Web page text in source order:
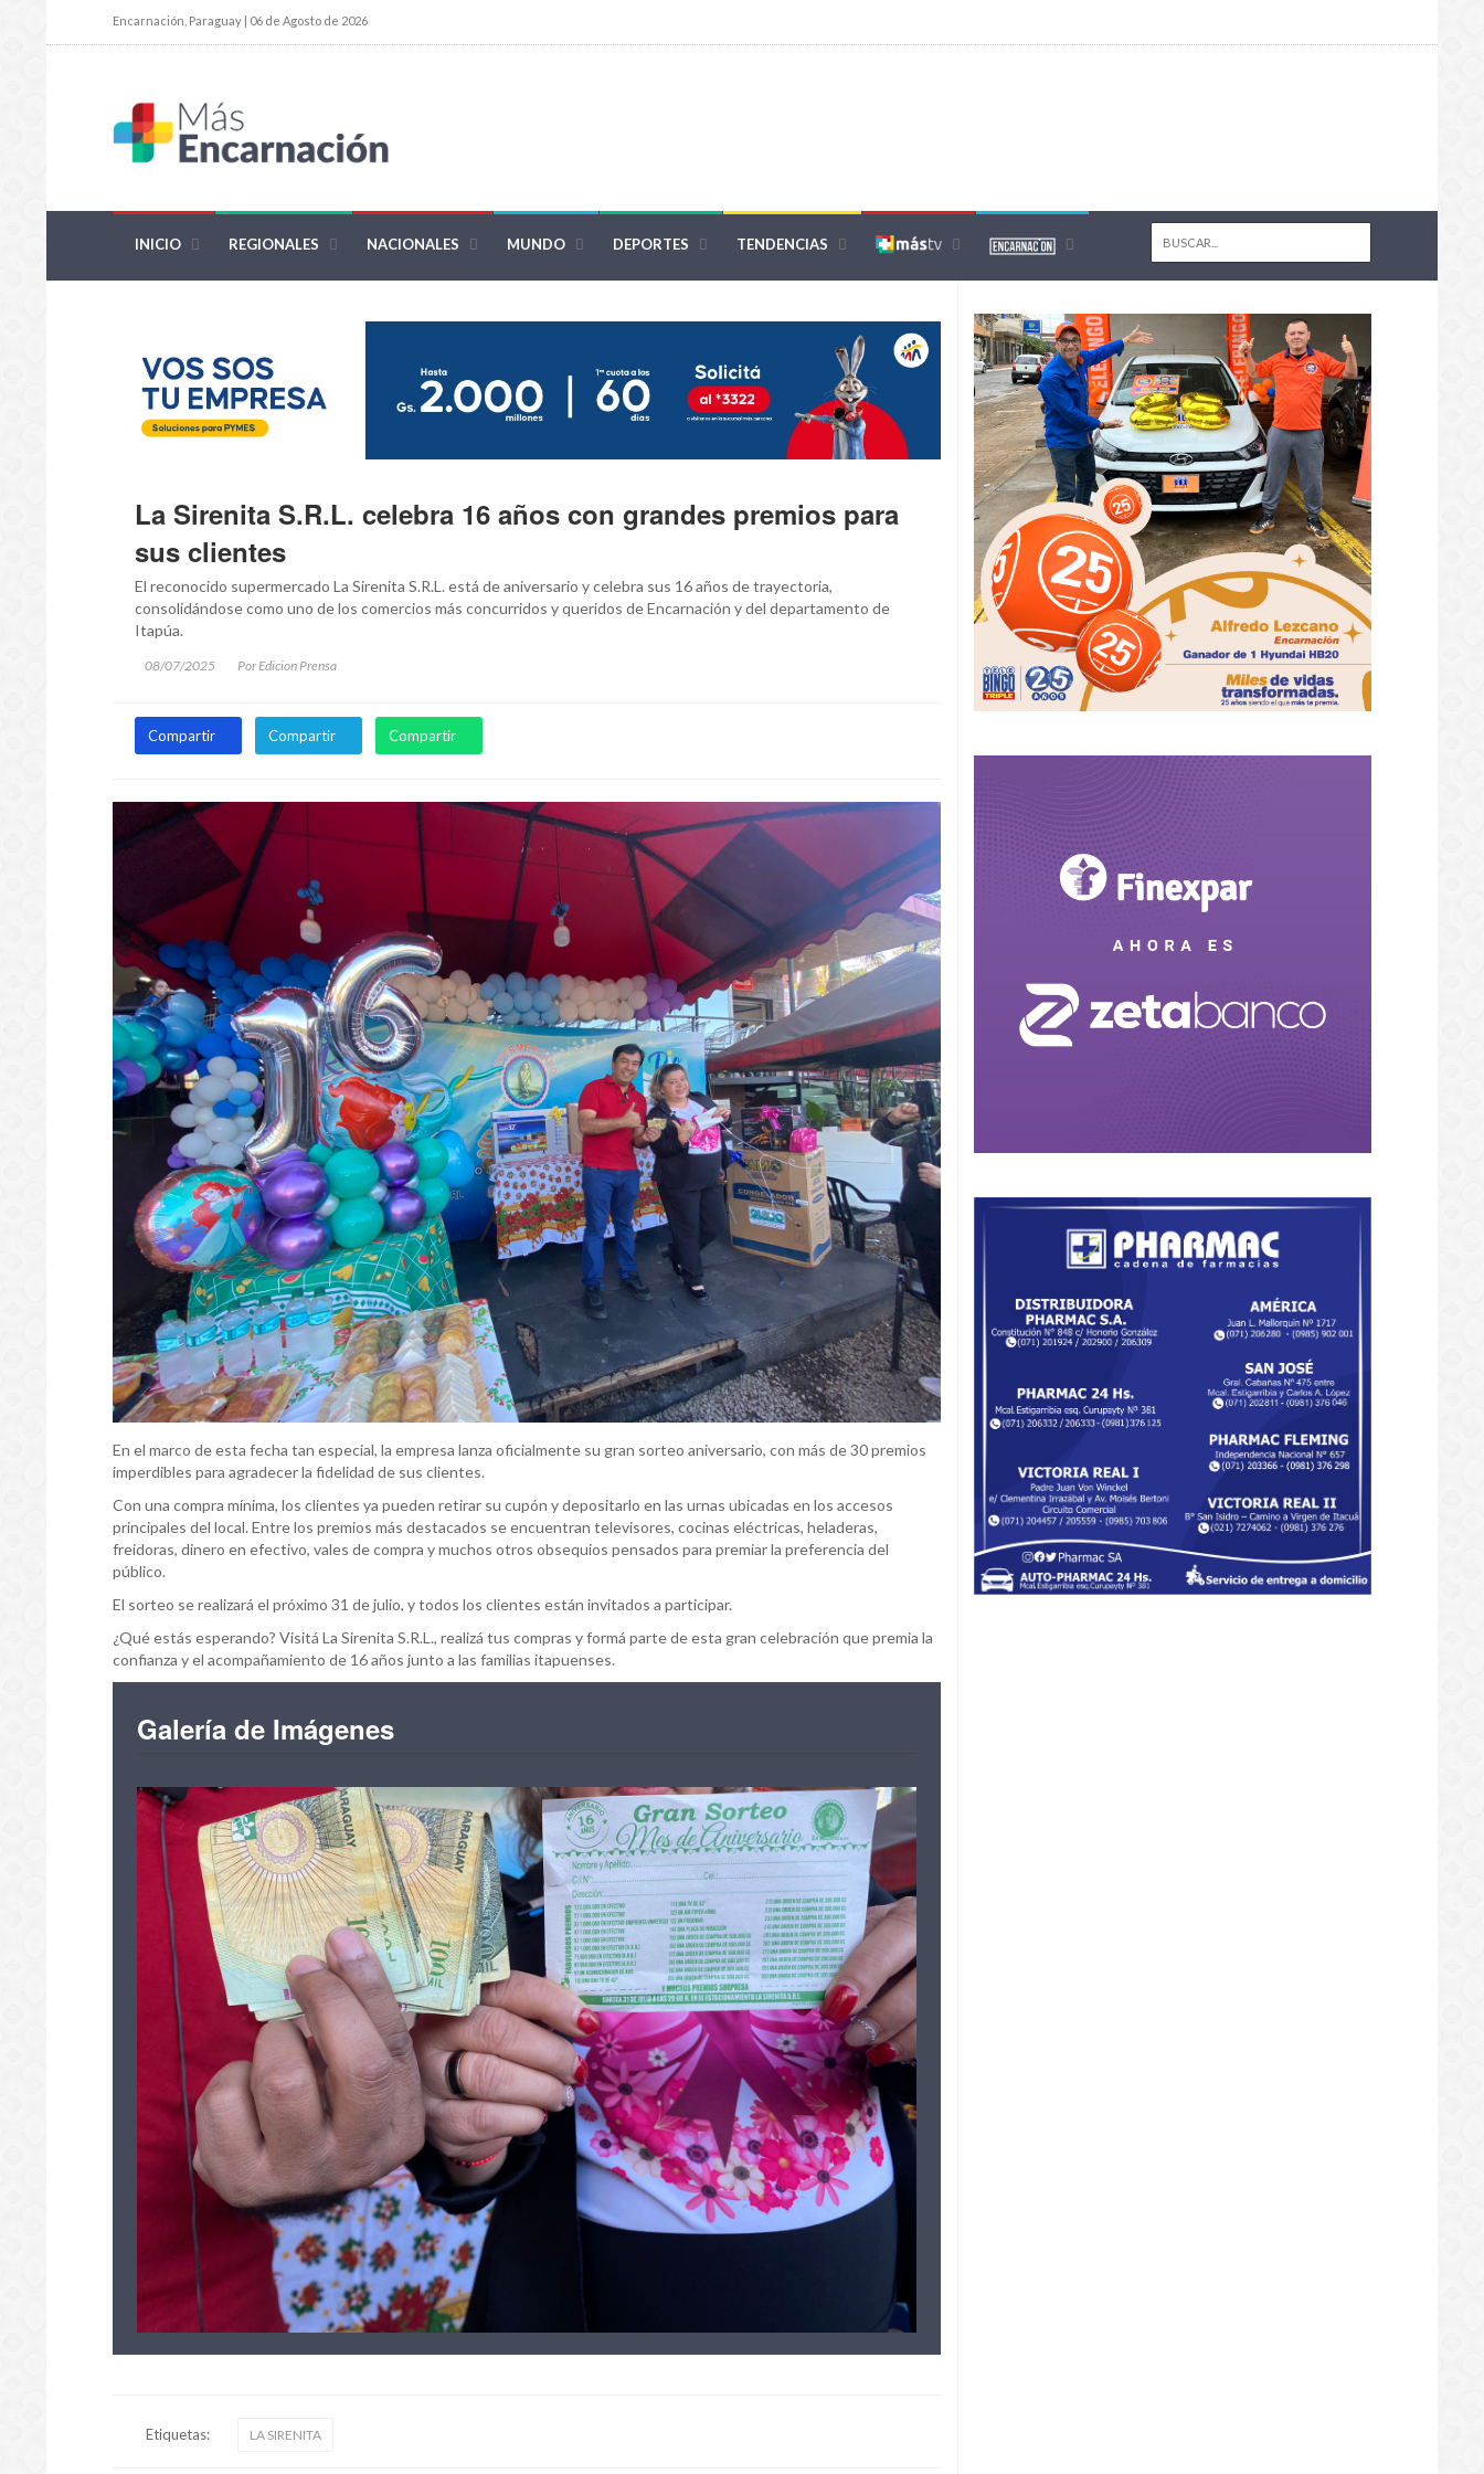
Encarnación, Paraguay | 06 de Agosto de 2026
INICIO REGIONALES NACIONALES MUNDO DEPORTES TENDENCIAS
La Sirenita S.R.L. celebra 16 años con grandes premios para
sus clientes
El reconocido supermercado La Sirenita S.R.L. está de aniversario y celebra sus 16 años de trayectoria,
consolidándose como uno de los comercios más concurridos y queridos de Encarnación y del departamento de
Itapúa.
08/07/2025 Por Edicion Prensa
Compartir Compartir Compartir
En el marco de esta fecha tan especial, la empresa lanza oficialmente su gran sorteo aniversario, con más de 30 premios
imperdibles para agradecer la fidelidad de sus clientes.
Con una compra mínima, los clientes ya pueden retirar su cupón y depositarlo en las urnas ubicadas en los accesos
principales del local. Entre los premios más destacados se encuentran televisores, cocinas eléctricas, heladeras,
freidoras, dinero en efectivo, vales de compra y muchos otros obsequios pensados para premiar la preferencia del
público.
El sorteo se realizará el próximo 31 de julio, y todos los clientes están invitados a participar.
¿Qué estás esperando? Visitá La Sirenita S.R.L., realizá tus compras y formá parte de esta gran celebración que premia la
confianza y el acompañamiento de 16 años junto a las familias itapuenses.
Galería de Imágenes
Etiquetas: LA SIRENITA